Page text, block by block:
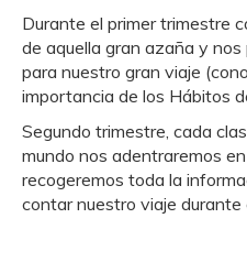
Durante el primer trimestre
de aquella gran azaña y
para nuestro gran viaje
importancia de los Hábitos
Segundo trimestre, cada
mundo nos adentraremos
recogeremos toda la
contar nuestro viaje durante